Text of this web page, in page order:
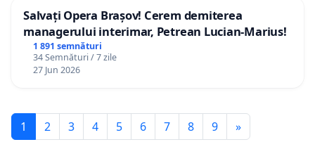
Salvați Opera Brașov! Cerem demiterea
managerului interimar, Petrean Lucian-Marius!
1 891 semnături
34 Semnături / 7 zile
27 Jun 2026
1 2 3 4 5 6 7 8 9 »